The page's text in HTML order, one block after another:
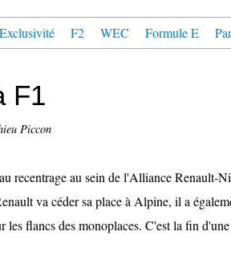
Exclusivité F2 WEC Formule E
F1
Piccon
recentrage au sein de l'Alliance Renault-
va céder sa place à Alpine, il a
les flancs des monoplaces. C'est la fin